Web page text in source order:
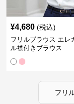
¥4,680 (税込)
フリルブラウス エレ
ル襟付きブラウス
フリ